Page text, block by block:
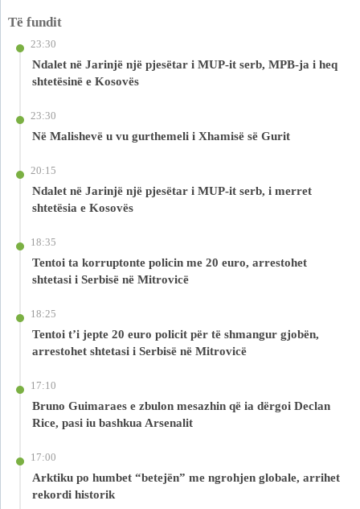
Të fundit
23:30
Ndalet në Jarinjë një pjesëtar i MUP-it serb, MPB-ja i heq
shtetësinë e Kosovës
23:30
Në Malishevë u vu gurthemeli i Xhamisë së Gurit
20:15
Ndalet në Jarinjë një pjesëtar i MUP-it serb, i merret
shtetësia e Kosovës
18:35
Tentoi ta korruptonte policin me 20 euro, arrestohet
shtetasi i Serbisë në Mitrovicë
18:25
Tentoi t’i jepte 20 euro policit për të shmangur gjobën,
arrestohet shtetasi i Serbisë në Mitrovicë
17:10
Bruno Guimaraes e zbulon mesazhin që ia dërgoi Declan
Rice, pasi iu bashkua Arsenalit
17:00
Arktiku po humbet “betejën” me ngrohjen globale, arrihet
rekordi historik